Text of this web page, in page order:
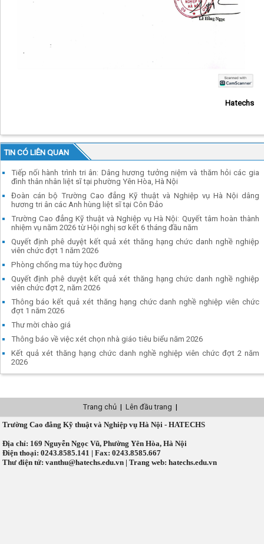
Hatechs
TIN CÓ LIÊN QUAN
Tiếp nối hành trình tri ân: Dâng hương tưởng niệm và thăm hỏi các gia
đình thân nhân liệt sĩ tại phường Yên Hòa, Hà Nội
Đoàn cán bộ Trường Cao đẳng Kỹ thuật và Nghiệp vụ Hà Nội dâng
hương tri ân các Anh hùng liệt sĩ tại Côn Đảo
Trường Cao đẳng Kỹ thuật và Nghiệp vụ Hà Nội: Quyết tâm hoàn thành
nhiệm vụ năm 2026 từ Hội nghị sơ kết 6 tháng đầu năm
Quyết định phê duyệt kết quả xét thăng hạng chức danh nghề nghiệp
viên chức đợt 1 năm 2026
Phòng chống ma túy học đường
Quyết định phê duyệt kết quả xét thăng hạng chức danh nghề nghiệp
viên chức đợt 2, năm 2026
Thông báo kết quả xét thăng hạng chức danh nghề nghiệp viên chức
đợt 1 năm 2026
Thư mời chào giá
Thông báo về việc xét chọn nhà giáo tiêu biểu năm 2026
Kết quả xét thăng hạng chức danh nghề nghiệp viên chức đợt 2 năm
2026
Trang chủ| Lên đầu trang |
Trường Cao đẳng Kỹ thuật và Nghiệp vụ Hà Nội - HATECHS
Địa chỉ: 169 Nguyễn Ngọc Vũ, Phường Yên Hòa, Hà Nội
Điện thoại: 0243.8585.141 | Fax: 0243.8585.667
Thư điện tử: vanthu@hatechs.edu.vn | Trang web: hatechs.edu.vn